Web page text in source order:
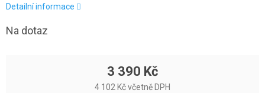
Detailní informace
Na dotaz
3 390 Kč
4 102 Kč včetně DPH